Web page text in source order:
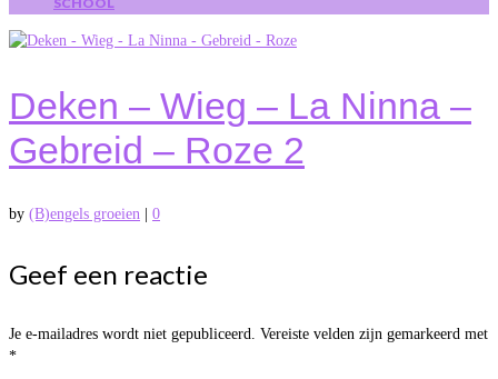
Deken – Wieg – La Ninna –
Gebreid – Roze 2
by (B)engels groeien 0
Geef een reactie
Je e-mailadres wordt niet gepubliceerd. Vereiste velden zijn gemarkeerd met
*